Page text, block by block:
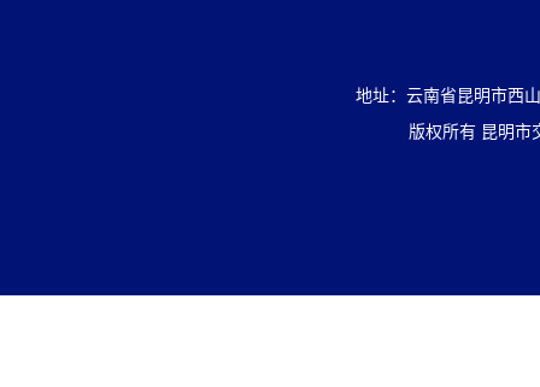
地址：云南省昆明市西
版权所有 昆明市